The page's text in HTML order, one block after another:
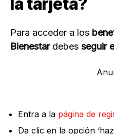
Para acceder a los
Bienestar debes seguir
Entra a la página de
Da clic en la opción